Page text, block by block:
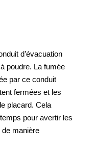
d’évacuation
à poudre. La fumée
par ce conduit
fermées et les
placard. Cela
pour avertir les
manière